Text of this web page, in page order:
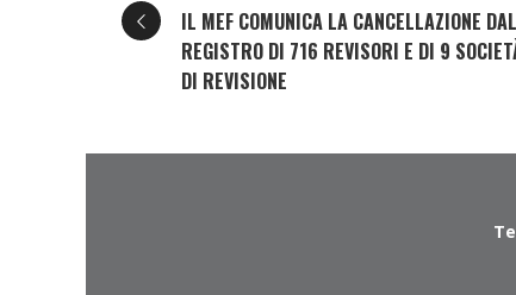
IL MEF COMUNICA LA CANCELLAZIONE DAL
REGISTRO DI 716 REVISORI E DI 9
DI REVISIONE